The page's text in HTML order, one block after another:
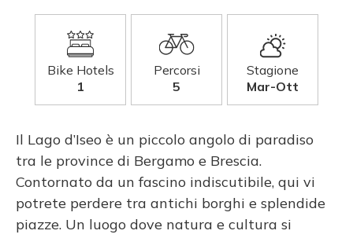
Bike Hotels
1
Percorsi
5
Stagione
Mar-Ott
Il Lago d’Iseo è un piccolo angolo di paradiso
tra le province di Bergamo e Brescia.
Contornato da un fascino indiscutibile, qui vi
potrete perdere tra antichi borghi e splendide
piazze. Un luogo dove natura e cultura si